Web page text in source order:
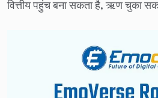
वित्तीय पहुंच बना सकता है, ऋण चुका